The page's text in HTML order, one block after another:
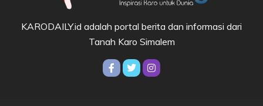
KARODAILY.id adalah portal berita dan informasi dari
Tanah Karo Simalem